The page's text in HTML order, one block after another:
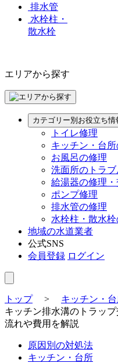
排水管
水栓柱・
散水栓
エリアから探す
カテゴリー別お役立ち情
トイレ修理
キッチン・台
お風呂の修理
洗面所のトラブ
給湯器の修理・
ポンプ修理
排水管の修理
水栓柱・散水
地域の水道業者
公式SNS
会員登録 ログイン
トップ> キッチン・
キッチン排水溝のトラッ
流れや費用を解説
原因別の対処法
キッチン・台所